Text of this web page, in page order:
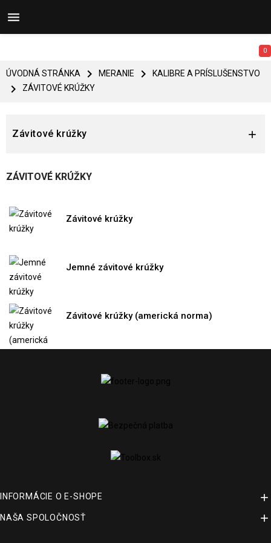

0
ÚVODNÁ STRÁNKA  MERANIE  KALIBRE A PRÍSLUŠENSTVO
 ZÁVITOVÉ KRÚŽKY
Závitové krúžky 
ZÁVITOVÉ KRÚŽKY
Závitové krúžky
Jemné závitové krúžky
Závitové krúžky (americká norma)
INFORMÁCIE O E-SHOPE 
NAŠA SPOLOČNOSŤ 